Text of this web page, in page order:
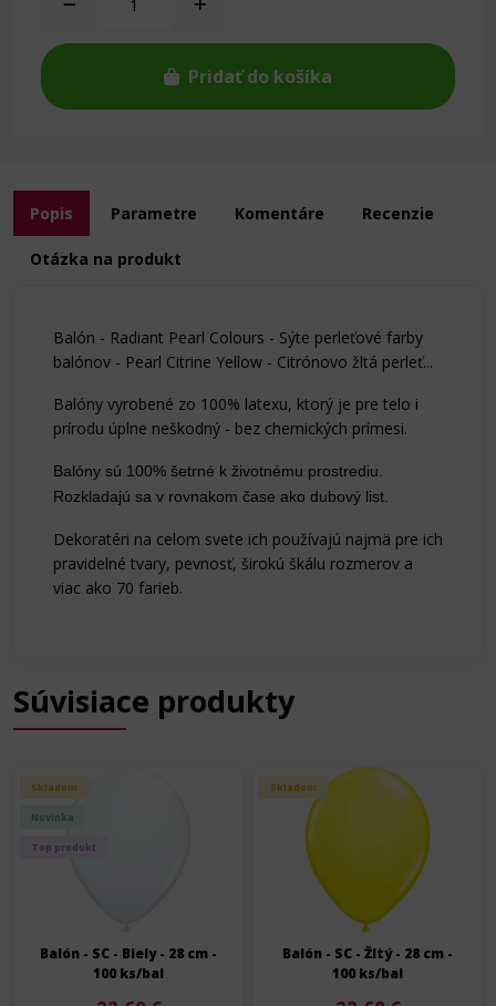
Pridať do košíka
Popis Parametre Komentáre Recenzie
Otázka na produkt
Balón - Radiant Pearl Colours - Sýte perleťové farby
balónov - Pearl Citrine Yellow - Citrónovo žltá perleť...
Balóny vyrobené zo 100% latexu, ktorý je pre telo i
prírodu úplne neškodný - bez chemických prímesi.
Balóny sú 100% šetrné k životnému prostrediu.
Rozkladajú sa v rovnakom čase ako dubový list.
Dekoratéri na celom svete ich používajú najmä pre ich
pravidelné tvary, pevnosť, širokú škálu rozmerov a
viac ako 70 farieb.
Súvisiace produkty
Skladom
Novinka
Top produkt
Balón - SC - Biely - 28 cm -
100 ks/bal
Skladom
Balón - SC - Žltý - 28 cm -
100 ks/bal